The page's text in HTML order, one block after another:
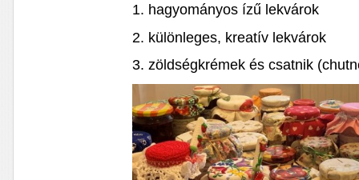
1. hagyományos ízű lekvárok
2. különleges, kreatív lekvárok
3. zöldségkrémek és csatnik